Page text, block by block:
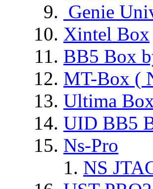
Genie
Xintel Box
BB5 Box
MT-Box (
Ultima
UID BB5
Ns-Pro
NS